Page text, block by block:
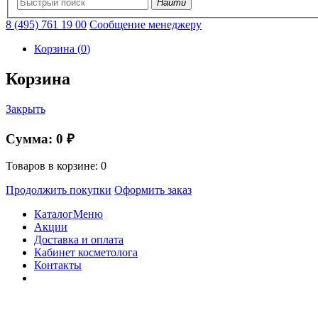
Найти
8 (495) 761 19 00 Сообщение менеджеру
Корзина (0)
Корзина
Закрыть
Сумма: 0 ₽
Товаров в корзине: 0
Продолжить покупки Оформить заказ
КаталогМеню
Акции
Доставка и оплата
Кабинет косметолога
Контакты